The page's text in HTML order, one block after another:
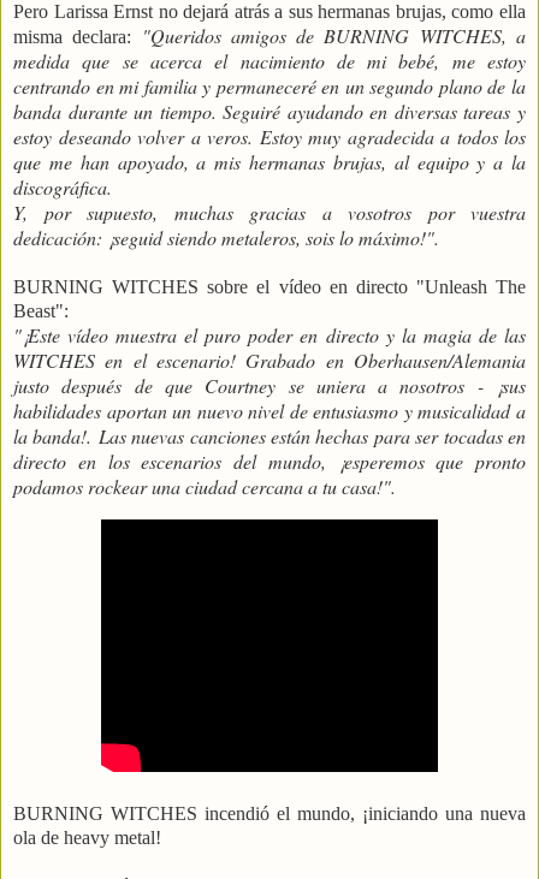
Pero Larissa Ernst no dejará atrás a sus hermanas brujas, como ella
misma declara:
"Queridos amigos de BURNING WITCHES, a
medida que se acerca el nacimiento de mi bebé, me estoy
centrando en mi familia y permaneceré en un segundo plano de la
banda durante un tiempo. Seguiré ayudando en diversas tareas y
estoy deseando volver a veros. Estoy muy agradecida a todos los
que me han apoyado, a mis hermanas brujas, al equipo y a la
discográfica.
Y, por supuesto, muchas gracias a vosotros por vuestra
dedicación: ¡seguid siendo metaleros, sois lo máximo!".
BURNING WITCHES sobre el vídeo en directo "Unleash The
Beast":
"¡Este vídeo muestra el puro poder en directo y la magia de las
WITCHES en el escenario! Grabado en Oberhausen/Alemania
justo después de que Courtney se uniera a nosotros - ¡sus
habilidades aportan un nuevo nivel de entusiasmo y musicalidad a
la banda!. Las nuevas canciones están hechas para ser tocadas en
directo en los escenarios del mundo, ¡esperemos que pronto
podamos rockear una ciudad cercana a tu casa!".
BURNING WITCHES incendió el mundo, ¡iniciando una nueva
ola de heavy metal!